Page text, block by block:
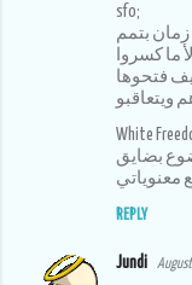
sfo;
زمان بتمم
ما كسروا
ويتعاقبو
White
REPLY
Jundi